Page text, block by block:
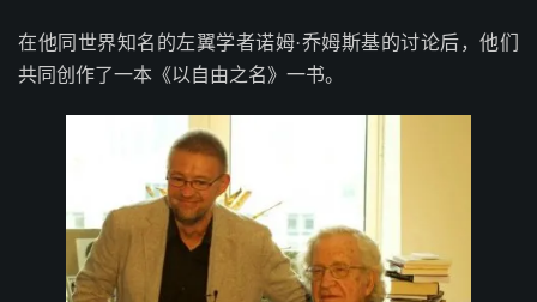
在他同世界知名的左翼学者诺姆·乔姆斯基的讨论后，他们
共同创作了一本《以自由之名》一书。